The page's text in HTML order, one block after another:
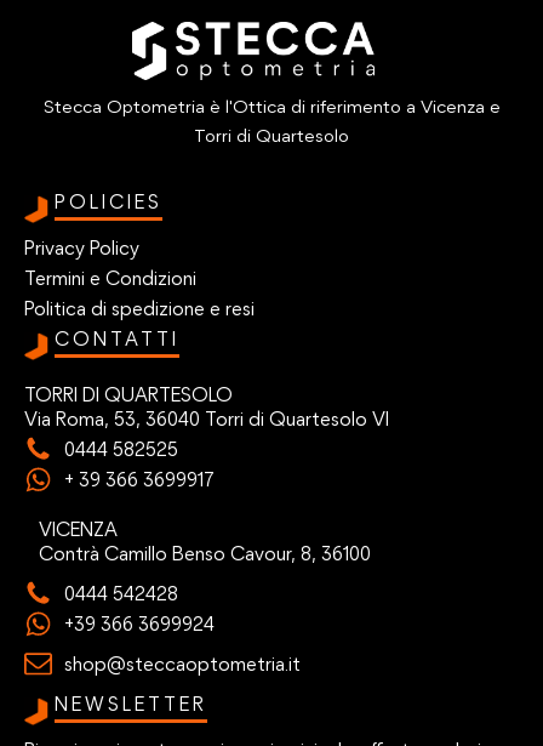
Stecca Optometria è l'Ottica di riferimento a Vicenza e
Torri di Quartesolo
POLICIES
Privacy Policy
Termini e Condizioni
Politica di spedizione e resi
CONTATTI
TORRI DI QUARTESOLO
Via Roma, 53, 36040 Torri di Quartesolo VI
0444 582525
+ 39 366 3699917
VICENZA
Contrà Camillo Benso Cavour, 8, 36100
0444 542428
+39 366 3699924
shop@steccaoptometria.it
NEWSLETTER